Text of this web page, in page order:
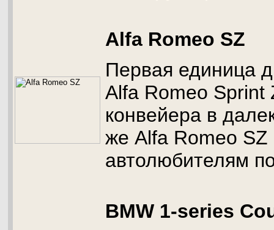
Alfa Romeo SZ
Первая единица
Alfa Romeo
конвейера в
же Alfa Romeo SZ
автолюбителям
BMW 1-series